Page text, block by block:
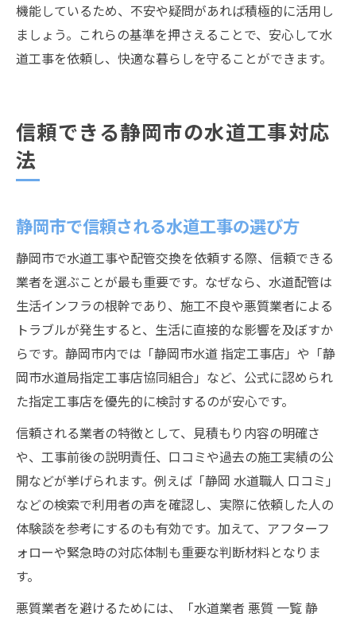
機能しているため、不安や疑問があれば積極的に活用し
ましょう。これらの基準を押さえることで、安心して水
道工事を依頼し、快適な暮らしを守ることができます。
信頼できる静岡市の水道工事対応
法
静岡市で信頼される水道工事の選び方
静岡市で水道工事や配管交換を依頼する際、信頼できる
業者を選ぶことが最も重要です。なぜなら、水道配管は
生活インフラの根幹であり、施工不良や悪質業者による
トラブルが発生すると、生活に直接的な影響を及ぼすか
らです。静岡市内では「静岡市水道 指定工事店」や「静
岡市水道局指定工事店協同組合」など、公式に認められ
た指定工事店を優先的に検討するのが安心です。
信頼される業者の特徴として、見積もり内容の明確さ
や、工事前後の説明責任、口コミや過去の施工実績の公
開などが挙げられます。例えば「静岡 水道職人 口コミ」
などの検索で利用者の声を確認し、実際に依頼した人の
体験談を参考にするのも有効です。加えて、アフターフ
ォローや緊急時の対応体制も重要な判断材料となりま
す。
悪質業者を避けるためには、「水道業者 悪質 一覧 静